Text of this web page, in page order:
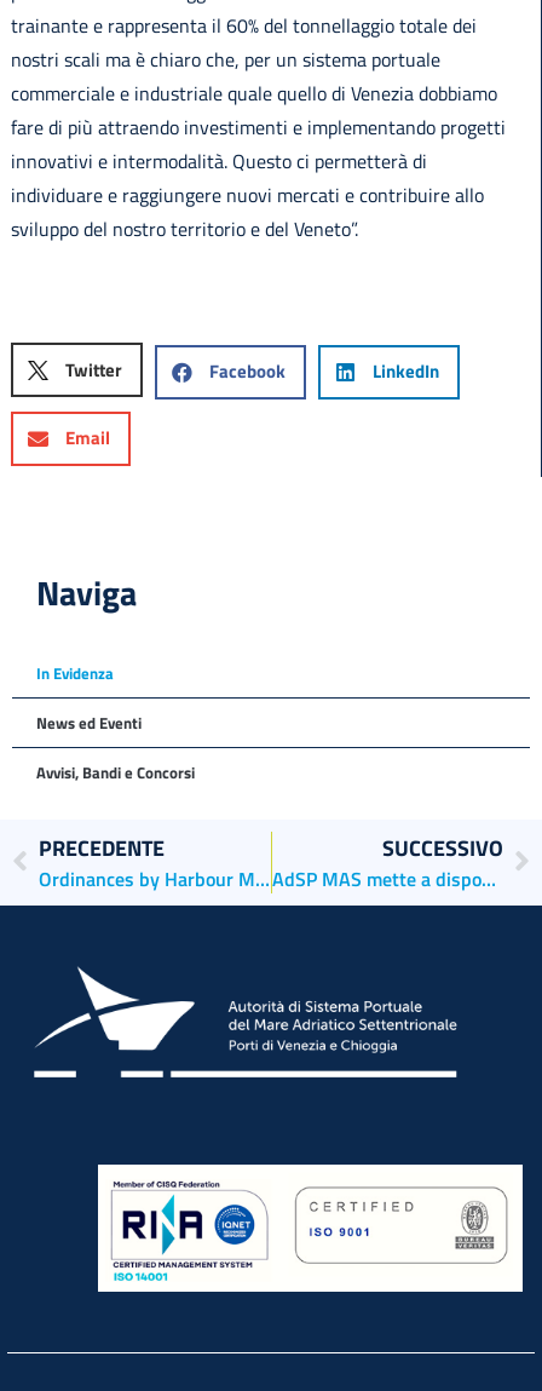
trainante e rappresenta il 60% del tonnellaggio totale dei
nostri scali ma è chiaro che, per un sistema portuale
commerciale e industriale quale quello di Venezia dobbiamo
fare di più attraendo investimenti e implementando progetti
innovativi e intermodalità. Questo ci permetterà di
individuare e raggiungere nuovi mercati e contribuire allo
sviluppo del nostro territorio e del Veneto”.
Twitter Facebook LinkedIn
Email
Naviga
In Evidenza
News ed Eventi
Avvisi, Bandi e Concorsi
PRECEDENTE
Ordinances by Harbour Master’s office set higher draft limits in the venetian ports of call
SUCCESSIVO
AdSP MAS mette a disposizione di Caritas un fabbricato a San Basilio per gli aiuti alimentari